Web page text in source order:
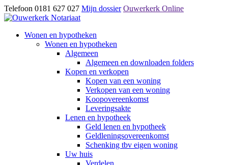
Telefoon 0181 627 027 Mijn dossier Ouwerkerk Online
Wonen en hypotheken
Wonen en hypotheken
Algemeen
Algemeen en downloaden folders
Kopen en verkopen
Kopen van een woning
Verkopen van een woning
Koopovereenkomst
Leveringsakte
Lenen en hypotheek
Geld lenen en hypotheek
Geldleningsovereenkomst
Schenking tbv eigen woning
Uw huis
Verdelen